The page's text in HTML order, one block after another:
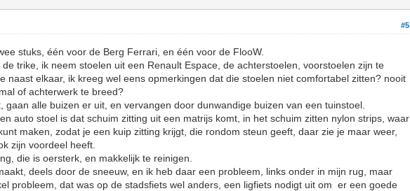
#5
stuks, één voor de Berg Ferrari, en één voor de FlooW.
trike, ik neem stoelen uit een Renault Espace, de achterstoelen, voorstoelen zijn te
naast elkaar, ik kreeg wel eens opmerkingen dat die stoelen niet comfortabel zitten? nooit
of achterwerk te breed?
gaan alle buizen er uit, en vervangen door dunwandige buizen van een tuinstoel.
auto stoel is dat schuim zitting uit een matrijs komt, in het schuim zitten nylon strips, waar
maken, zodat je een kuip zitting krijgt, die rondom steun geeft, daar zie je maar weer,
zijn voordeel heeft.
die is oersterk, en makkelijk te reinigen.
deels door de sneeuw, en ik heb daar een probleem, links onder in mijn rug, maar
probleem, dat was op de stadsfiets wel anders, een ligfiets nodigt uit om er een goede